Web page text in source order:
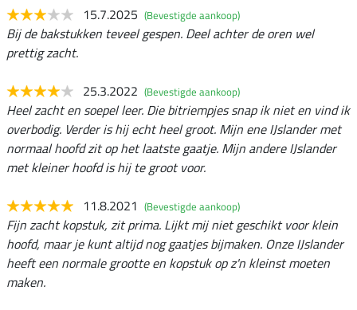
15.7.2025 (Bevestigde aankoop)
Bij de bakstukken teveel gespen. Deel achter de oren wel
prettig zacht.
25.3.2022 (Bevestigde aankoop)
Heel zacht en soepel leer. Die bitriempjes snap ik niet en vind ik
overbodig. Verder is hij echt heel groot. Mijn ene IJslander met
normaal hoofd zit op het laatste gaatje. Mijn andere IJslander
met kleiner hoofd is hij te groot voor.
11.8.2021 (Bevestigde aankoop)
Fijn zacht kopstuk, zit prima. Lijkt mij niet geschikt voor klein
hoofd, maar je kunt altijd nog gaatjes bijmaken. Onze IJslander
heeft een normale grootte en kopstuk op z'n kleinst moeten
maken.